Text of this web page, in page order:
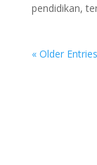
pendidikan,
« Older Entries